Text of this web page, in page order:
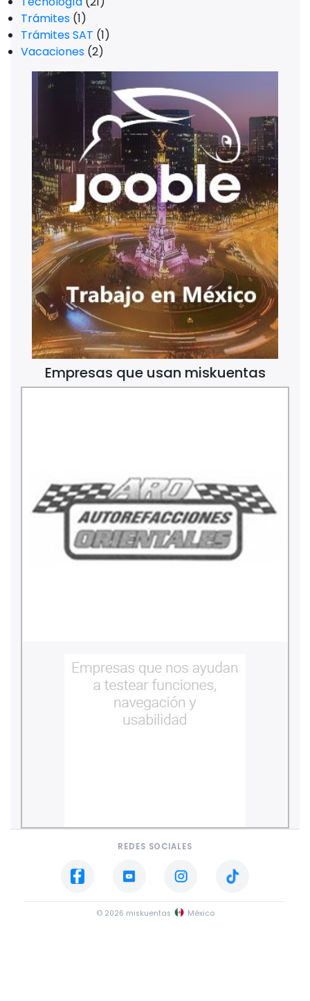
Trámites (1)
Trámites SAT (1)
Vacaciones (2)
Empresas que usan miskuentas
REDES SOCIALES
© 2026 miskuentas México